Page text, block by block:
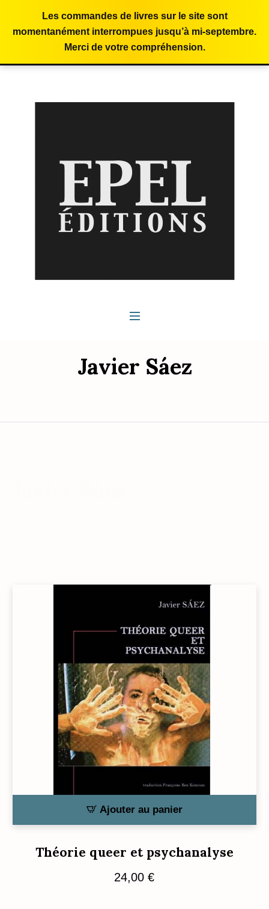
Les commandes de livres sur le site sont
momentanément interrompues jusqu’à mi-septembre.
Merci de votre compréhension.
Javier Sáez
Ajouter au panier
Théorie queer et psychanalyse
24,00 €